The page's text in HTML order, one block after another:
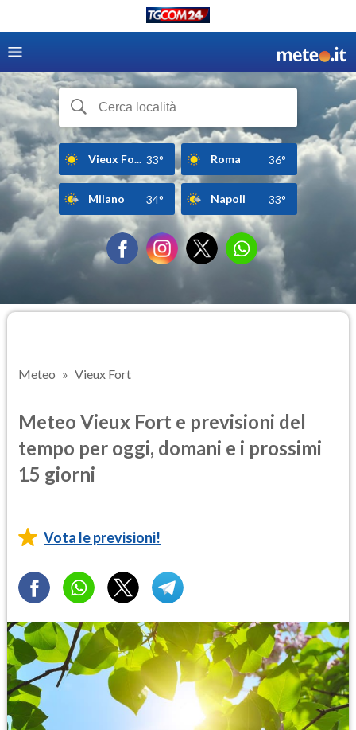
Vieux Fo... 33° Roma 36°
Milano 34° Napoli 33°
Meteo Vieux Fort
Meteo Vieux Fort e previsioni del
tempo per oggi, domani e i prossimi
15 giorni
Vota le previsioni!